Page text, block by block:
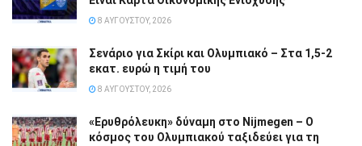
8 ΑΥΓΟΎΣΤΟΥ, 2026
Σενάριο για Σκίρι και Ολυμπιακό – Στα 1,5-2
εκατ. ευρώ η τιμή του
8 ΑΥΓΟΎΣΤΟΥ, 2026
«Ερυθρόλευκη» δύναμη στο Nijmegen – Ο
κόσμος του Ολυμπιακού ταξιδεύει για τη